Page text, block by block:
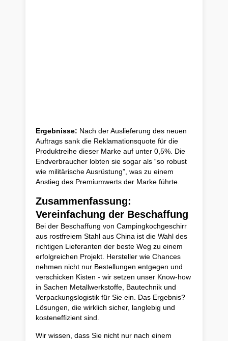
Ergebnisse: Nach der Auslieferung des neuen
Auftrags sank die Reklamationsquote für die
Produktreihe dieser Marke auf unter 0,5%. Die
Endverbraucher lobten sie sogar als “so robust
wie militärische Ausrüstung”, was zu einem
Anstieg des Premiumwerts der Marke führte.
Zusammenfassung:
Vereinfachung der Beschaffung
Bei der Beschaffung von Campingkochgeschirr
aus rostfreiem Stahl aus China ist die Wahl des
richtigen Lieferanten der beste Weg zu einem
erfolgreichen Projekt. Hersteller wie Chances
nehmen nicht nur Bestellungen entgegen und
verschicken Kisten - wir setzen unser Know-how
in Sachen Metallwerkstoffe, Bautechnik und
Verpackungslogistik für Sie ein. Das Ergebnis?
Lösungen, die wirklich sicher, langlebig und
kosteneffizient sind.
Wir wissen, dass Sie nicht nur nach einem